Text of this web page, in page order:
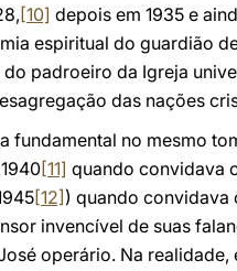
[10] depois em 1935 e
espiritual do guardião
padroeiro da Igreja
das nações
fundamental no mesmo
[11] quando convidava
[12] ) quando convidava
invencível de suas
operário. Na